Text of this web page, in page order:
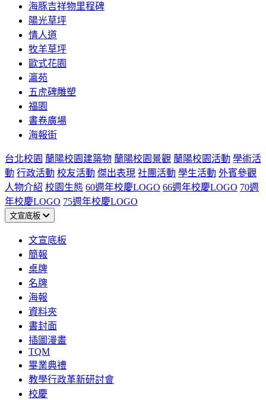
海豚吉祥物里程碑
陽光草坪
情人道
牧羊草坪
歐式花園
瀛苑
五虎碑雕塑
福園
書卷廣場
海報街
台北校園 蘭陽校園建築物 蘭陽校園景觀 蘭陽校園活動 學術活
動 行政活動 校友活動 傑出表現 社團活動 學生活動 外賓參觀
人物介紹 校園生態 60週年校慶LOGO 66週年校慶LOGO 70週
年校慶LOGO 75週年校慶LOGO
文宣底板
文宣底板
簡報
桌牌
名牌
海報
資料夾
書封面
插圖漫畫
TQM
畢業典禮
教學行政革新研討會
校慶